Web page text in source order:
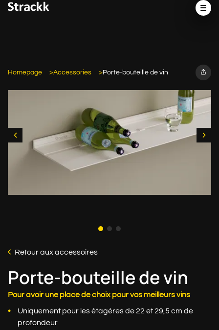
Homepage Accessories Porte-bouteille de vin
Retour aux accessoires
Porte-bouteille de vin
Pour avoir une place de choix pour vos meilleurs vins
Uniquement pour les étagères de 22 et 29,5 cm de
profondeur